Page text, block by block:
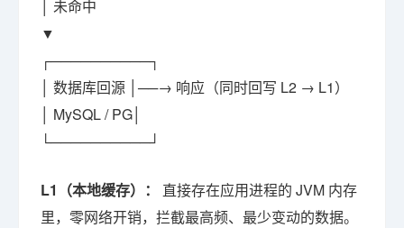
│ 未命中
▼
┌──────────┐
│ 数据库回源 │──→ 响应（同时回写 L2 → L1）
│ MySQL / PG│
└──────────┘
L1（本地缓存）：
直接存在应用进程的 JVM 内存
里，零网络开销，拦截最高频、最少变动的数据。